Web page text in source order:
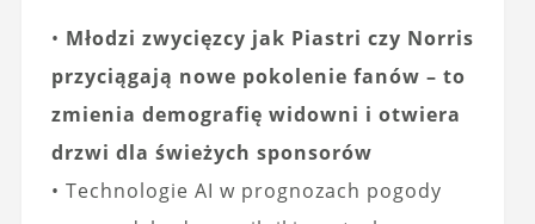
• Młodzi zwycięzcy jak Piastri czy Norris
przyciągają nowe pokolenie fanów – to
zmienia demografię widowni i otwiera
drzwi dla świeżych sponsorów
• Technologie AI w prognozach pogody